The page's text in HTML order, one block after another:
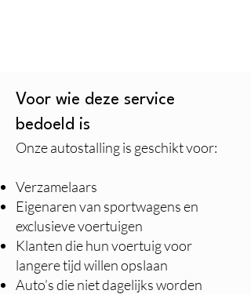
Voor wie deze service
bedoeld is
Onze autostalling is geschikt voor:
Verzamelaars
Eigenaren van sportwagens en
exclusieve voertuigen
Klanten die hun voertuig voor
langere tijd willen opslaan
Auto’s die niet dagelijks worden